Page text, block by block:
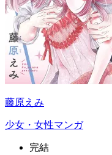
藤原えみ
少女・女性マンガ
完結